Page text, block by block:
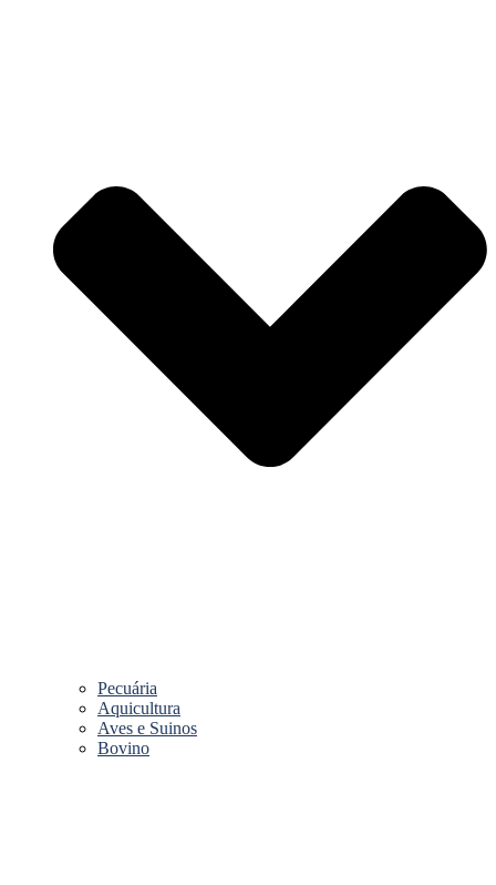
Pecuária
Aquicultura
Aves e Suinos
Bovino